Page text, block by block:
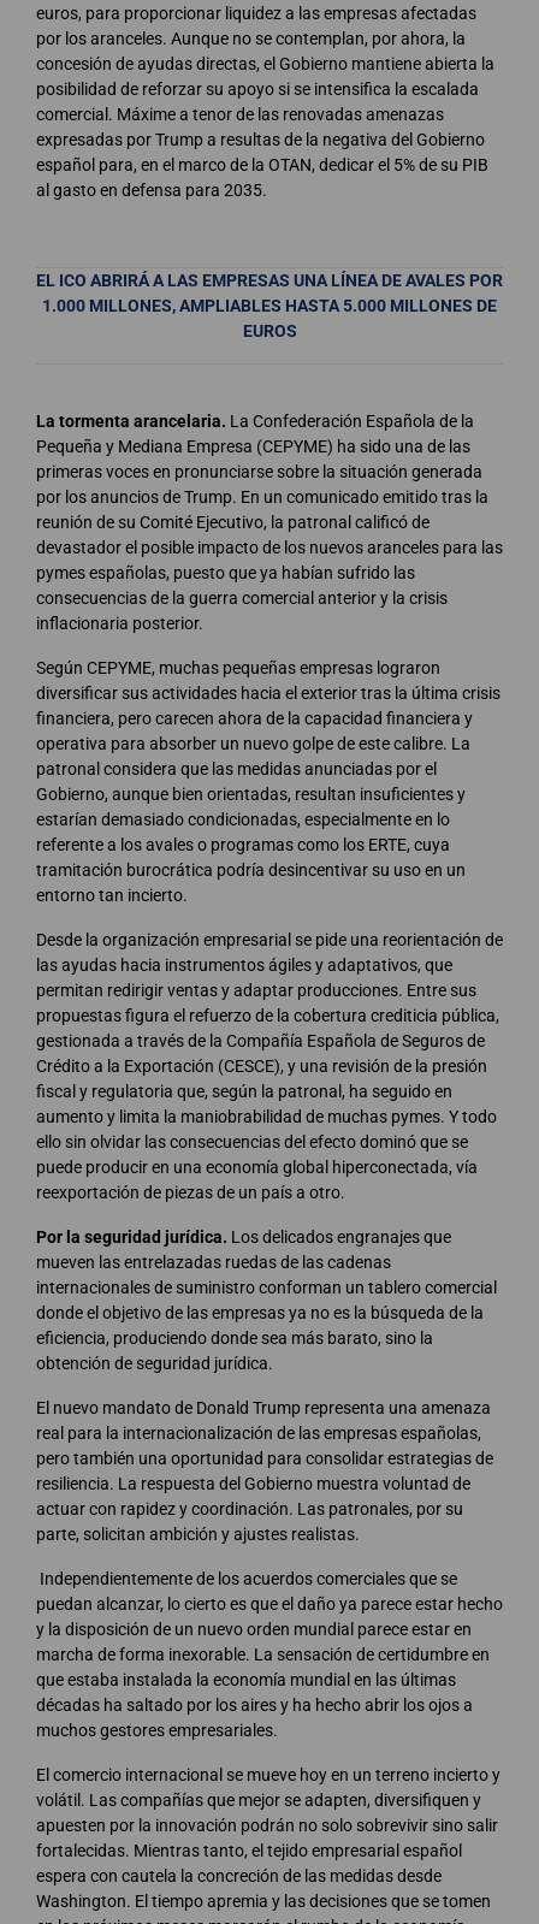
euros, para proporcionar liquidez a las empresas afectadas
por los aranceles. Aunque no se contemplan, por ahora, la
concesión de ayudas directas, el Gobierno mantiene abierta la
posibilidad de reforzar su apoyo si se intensifica la escalada
comercial. Máxime a tenor de las renovadas amenazas
expresadas por Trump a resultas de la negativa del Gobierno
español para, en el marco de la OTAN, dedicar el 5% de su PIB
al gasto en defensa para 2035.
EL ICO ABRIRÁ A LAS EMPRESAS UNA LÍNEA DE AVALES POR
1.000 MILLONES, AMPLIABLES HASTA 5.000 MILLONES DE
EUROS
La tormenta arancelaria. La Confederación Española de la
Pequeña y Mediana Empresa (CEPYME) ha sido una de las
primeras voces en pronunciarse sobre la situación generada
por los anuncios de Trump. En un comunicado emitido tras la
reunión de su Comité Ejecutivo, la patronal calificó de
devastador el posible impacto de los nuevos aranceles para las
pymes españolas, puesto que ya habían sufrido las
consecuencias de la guerra comercial anterior y la crisis
inflacionaria posterior.
Según CEPYME, muchas pequeñas empresas lograron
diversificar sus actividades hacia el exterior tras la última crisis
financiera, pero carecen ahora de la capacidad financiera y
operativa para absorber un nuevo golpe de este calibre. La
patronal considera que las medidas anunciadas por el
Gobierno, aunque bien orientadas, resultan insuficientes y
estarían demasiado condicionadas, especialmente en lo
referente a los avales o programas como los ERTE, cuya
tramitación burocrática podría desincentivar su uso en un
entorno tan incierto.
Desde la organización empresarial se pide una reorientación de
las ayudas hacia instrumentos ágiles y adaptativos, que
permitan redirigir ventas y adaptar producciones. Entre sus
propuestas figura el refuerzo de la cobertura crediticia pública,
gestionada a través de la Compañía Española de Seguros de
Crédito a la Exportación (CESCE), y una revisión de la presión
fiscal y regulatoria que, según la patronal, ha seguido en
aumento y limita la maniobrabilidad de muchas pymes. Y todo
ello sin olvidar las consecuencias del efecto dominó que se
puede producir en una economía global hiperconectada, vía
reexportación de piezas de un país a otro.
Por la seguridad jurídica. Los delicados engranajes que
mueven las entrelazadas ruedas de las cadenas
internacionales de suministro conforman un tablero comercial
donde el objetivo de las empresas ya no es la búsqueda de la
eficiencia, produciendo donde sea más barato, sino la
obtención de seguridad jurídica.
El nuevo mandato de Donald Trump representa una amenaza
real para la internacionalización de las empresas españolas,
pero también una oportunidad para consolidar estrategias de
resiliencia. La respuesta del Gobierno muestra voluntad de
actuar con rapidez y coordinación. Las patronales, por su
parte, solicitan ambición y ajustes realistas.
Independientemente de los acuerdos comerciales que se
puedan alcanzar, lo cierto es que el daño ya parece estar hecho
y la disposición de un nuevo orden mundial parece estar en
marcha de forma inexorable. La sensación de certidumbre en
que estaba instalada la economía mundial en las últimas
décadas ha saltado por los aires y ha hecho abrir los ojos a
muchos gestores empresariales.
El comercio internacional se mueve hoy en un terreno incierto y
volátil. Las compañías que mejor se adapten, diversifiquen y
apuesten por la innovación podrán no solo sobrevivir sino salir
fortalecidas. Mientras tanto, el tejido empresarial español
espera con cautela la concreción de las medidas desde
Washington. El tiempo apremia y las decisiones que se tomen